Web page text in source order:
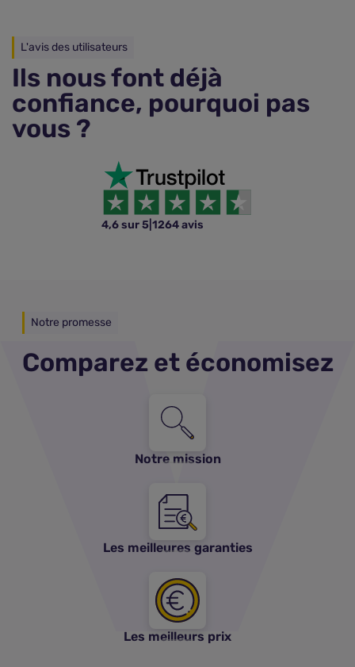
L'avis des utilisateurs
Ils nous font déjà
confiance, pourquoi pas
vous ?
4,6 sur 5 1264 avis
Notre promesse
Comparez et économisez
Notre mission
Les meilleures garanties
Les meilleurs prix
Comparer les assurances vie